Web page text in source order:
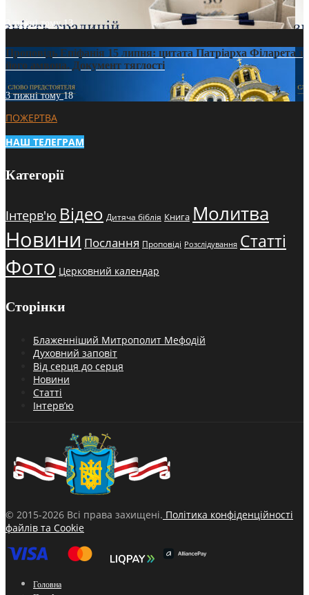
3 тижні тому13
Проповідь Епіфанія 15 липня: цитата Патріарха Філарета з
його амвона. Документ тяглості
3 тижні тому18
ПОЖЕРТВА
НАШ ТЕЛЕГРАМ
Категорії
Інтерв'ю Відео Дитяча біблія Книга Молитва
Новини Послання Проповіді Розслідування Статті
Фото Церковний календар
Сторінки
Блаженніший Митрополит Мефодій
Духовний заповіт
Від серця до серця
Новини
Статті
Інтерв’ю
© 2015-2026 Всі права захищені. Політика конфіденційності
файлів та Cookie
Головна